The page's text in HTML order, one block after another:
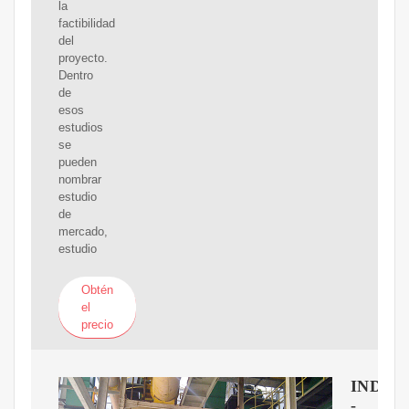
la
factibilidad
del
proyecto.
Dentro
de
esos
estudios
se
pueden
nombrar
estudio
de
mercado,
estudio
Obtén
el
precio
IND
-